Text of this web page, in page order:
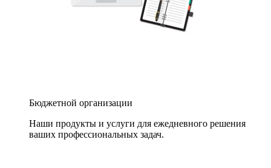
Бюджетной организации
Наши продукты и услуги для ежедневного решения
ваших профессиональных задач.